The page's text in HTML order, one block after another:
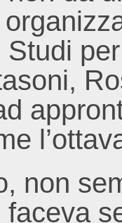
non